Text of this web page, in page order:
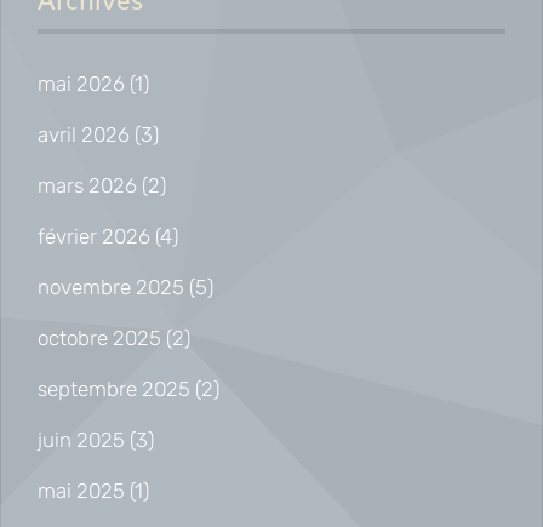
mai 2026 (1)
avril 2026 (3)
mars 2026 (2)
février 2026 (4)
novembre 2025 (5)
octobre 2025 (2)
septembre 2025 (2)
juin 2025 (3)
mai 2025 (1)